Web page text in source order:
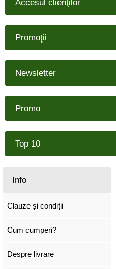
Accesul clienţilor
Promoţii
Newsletter
Promo
Top 10
Info
Clauze și condiții
Cum cumperi?
Despre livrare